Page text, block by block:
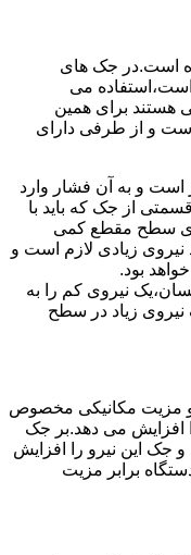
است.در جک های
است،استفاده می
هستند برای همین
و از طرفی دارای
و به آن فشار وارد
از جک که باید با
سطح مقطع کمی
زیادی لازم است و
بود.
نیروی کم را به
زیاد در سطح
و مزیت مکانیکی مخصوص
افزایش می دهد.بر جک
جک این نیرو را افزایش
برابر مزیت